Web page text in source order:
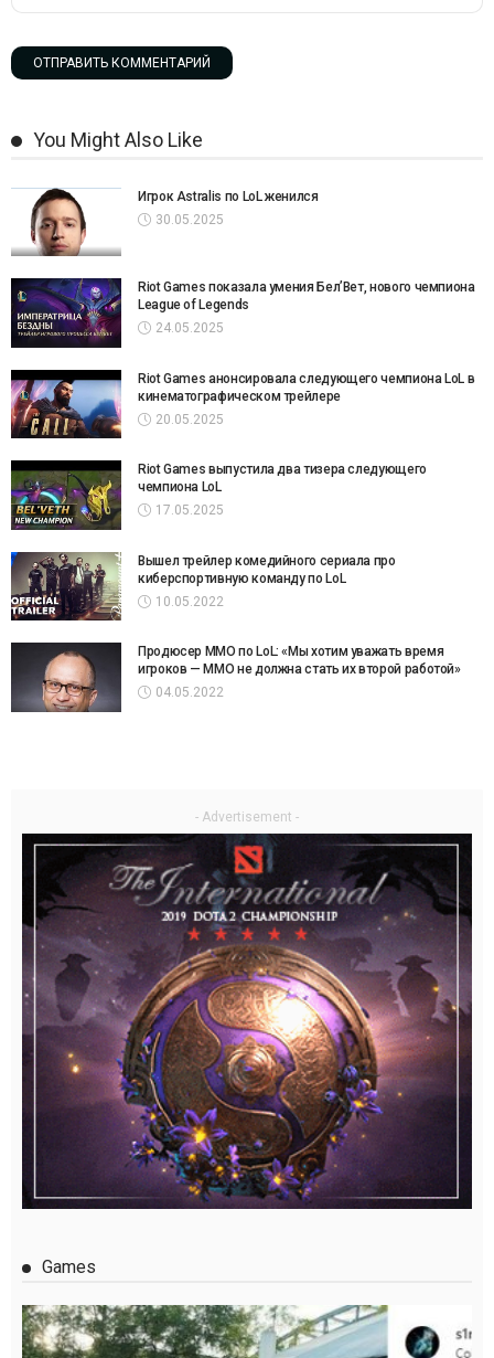
You Might Also Like
Игрок Astralis по LoL женился
30.05.2025
Riot Games показала умения Бел’Вет, нового чемпиона
League of Legends
24.05.2025
Riot Games анонсировала следующего чемпиона LoL в
кинематографическом трейлере
20.05.2025
Riot Games выпустила два тизера следующего
чемпиона LoL
17.05.2025
Вышел трейлер комедийного сериала про
киберспортивную команду по LoL
10.05.2022
Продюсер MMO по LoL: «Мы хотим уважать время
игроков — MMO не должна стать их второй работой»
04.05.2022
- Advertisement -
Games